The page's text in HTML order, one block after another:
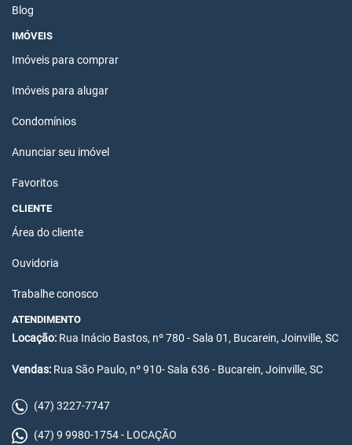
Blog
IMÓVEIS
Imóveis para comprar
Imóveis para alugar
Condomínios
Anunciar seu imóvel
Favoritos
CLIENTE
Área do cliente
Ouvidoria
Trabalhe conosco
ATENDIMENTO
Locação: Rua Inácio Bastos, nº 780 - Sala 01, Bucarein, Joinville, SC
Vendas: Rua São Paulo, nº 910- Sala 636 - Bucarein, Joinville, SC
(47) 3227-7747
(47) 9 9980-1754 - LOCAÇÃO